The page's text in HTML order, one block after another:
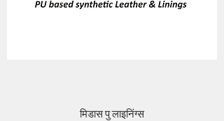
मिडास पु लाइनिंग्स